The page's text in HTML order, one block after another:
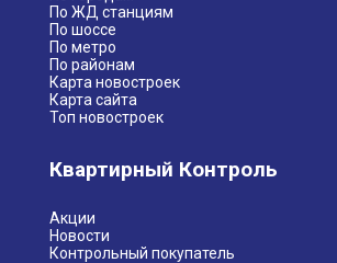
По ЖД станциям
По шоссе
По метро
По районам
Карта новостроек
Карта сайта
Топ новостроек
Квартирный Контроль
Акции
Новости
Контрольный покупатель